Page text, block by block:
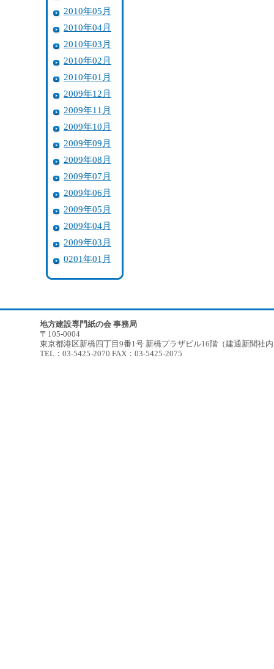
2010年05月
2010年04月
2010年03月
2010年02月
2010年01月
2009年12月
2009年11月
2009年10月
2009年09月
2009年08月
2009年07月
2009年06月
2009年05月
2009年04月
2009年03月
0201年01月
地方建設専門紙の会 事務局
〒105-0004
東京都港区新橋四丁目9番1号 新橋プラザビル16階（建通新聞社
TEL：03-5425-2070 FAX：03-5425-2075